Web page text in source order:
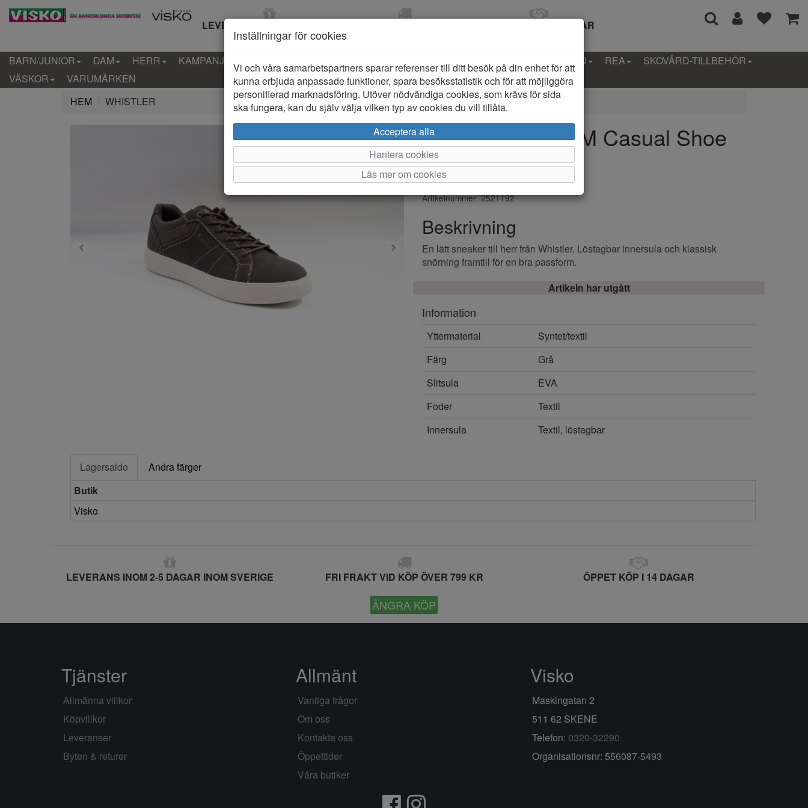
LEVERANS INOM 2-5 DAGAR ÖPPET KÖP I 14 DAGAR
BARN/JUNIOR DAM HERR KAMPANJ KLÄDER-BARN PROVKOLLEKTION REA
SKOVÅRD-TILLBEHÖR
VÄSKOR
VARUMÄRKEN
HEM
WHISTLER
Whistler Pangul M Casual Shoe
Herrskor
Varumärke: Whistler
Artikelnummer: 2521192
Beskrivning
En lätt sneaker till herr från Whistler. Löstagbar innersula och klassisk
snörning framtill för en bra passform.
Artikeln har utgått
Information
Yttermaterial
Syntet/textil
Färg
Grå
Slitsula
EVA
Foder
Textil
Innersula
Textil, löstagbar
Lagersaldo
Andra färger
Butik
Visko
LEVERANS INOM 2-5 DAGAR INOM SVERIGE FRI FRAKT VID KÖP ÖVER 799 KR ÖPPET KÖP I 14 DAGAR
ÅNGRA KÖP
Inställningar för cookies
Vi och våra samarbetspartners sparar referenser till ditt besök på din enhet för att
kunna erbjuda anpassade funktioner, spara besöksstatistik och för att möjliggöra
personifierad marknadsföring. Utöver nödvändiga cookies, som krävs för sida
ska fungera, kan du själv välja vilken typ av cookies du vill tillåta.
Acceptera alla
Hantera cookies
Läs mer om cookies
Tjänster
Allmänna villkor
Köpvillkor
Leveranser
Byten & returer
Allmänt
Vanliga frågor
Om oss
Kontakta oss
Öppettider
Våra butiker
Visko
Maskingatan 2
511 62 SKENE
Telefon: 0320-32290
Organisationsnr: 556087-5493